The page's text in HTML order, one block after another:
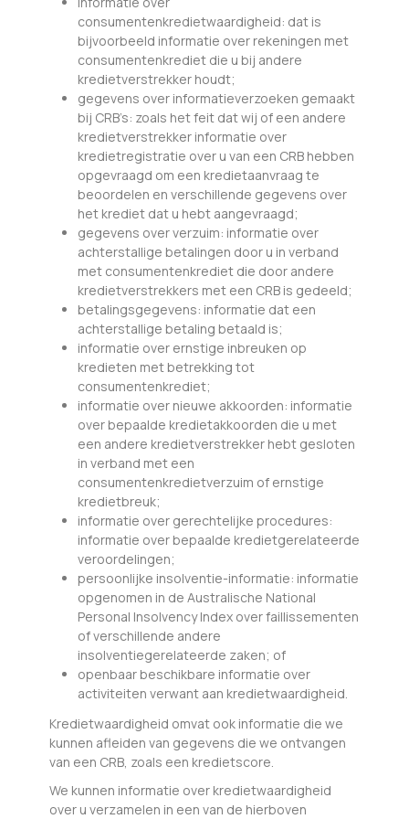
consumentenkredietwaardigheid: dat is
bijvoorbeeld informatie over rekeningen met
consumentenkrediet die u bij andere
kredietverstrekker houdt;
gegevens over informatieverzoeken gemaakt
bij CRB’s: zoals het feit dat wij of een andere
kredietverstrekker informatie over
kredietregistratie over u van een CRB hebben
opgevraagd om een kredietaanvraag te
beoordelen en verschillende gegevens over
het krediet dat u hebt aangevraagd;
gegevens over verzuim: informatie over
achterstallige betalingen door u in verband
met consumentenkrediet die door andere
kredietverstrekkers met een CRB is gedeeld;
betalingsgegevens: informatie dat een
achterstallige betaling betaald is;
informatie over ernstige inbreuken op
kredieten met betrekking tot
consumentenkrediet;
informatie over nieuwe akkoorden: informatie
over bepaalde kredietakkoorden die u met
een andere kredietverstrekker hebt gesloten
in verband met een
consumentenkredietverzuim of ernstige
kredietbreuk;
informatie over gerechtelijke procedures:
informatie over bepaalde kredietgerelateerde
veroordelingen;
persoonlijke insolventie-informatie: informatie
opgenomen in de Australische National
Personal Insolvency Index over faillissementen
of verschillende andere
insolventiegerelateerde zaken; of
openbaar beschikbare informatie over
activiteiten verwant aan kredietwaardigheid.
Kredietwaardigheid omvat ook informatie die we
kunnen afleiden van gegevens die we ontvangen
van een CRB, zoals een kredietscore.
We kunnen informatie over kredietwaardigheid
over u verzamelen in een van de hierboven